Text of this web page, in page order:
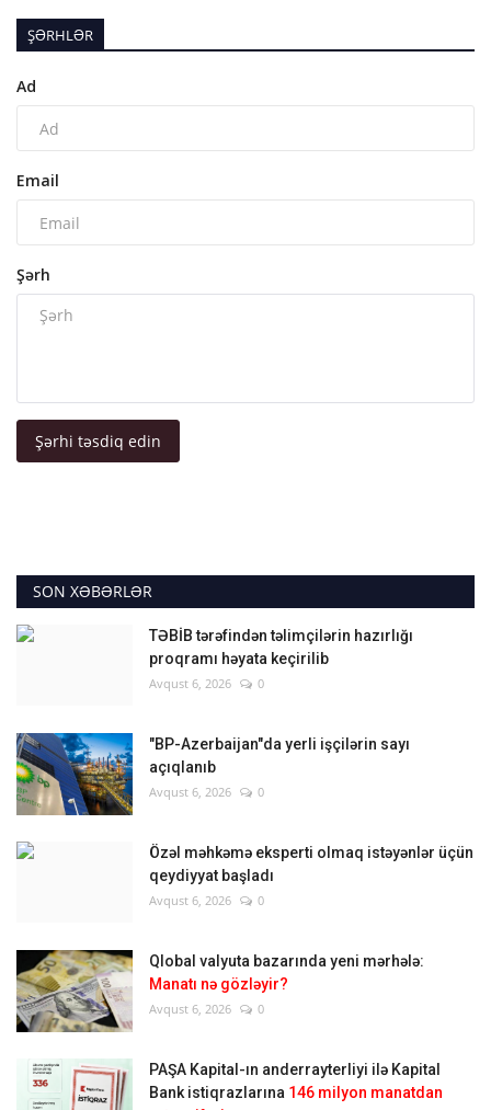
ŞƏRHLƏR
Ad
Email
Şərh
Şərhi təsdiq edin
SON XƏBƏRLƏR
TƏBİB tərəfindən təlimçilərin hazırlığı
proqramı həyata keçirilib
Avqust 6, 2026 0
"BP-Azerbaijan"da yerli işçilərin sayı
açıqlanıb
Avqust 6, 2026 0
Özəl məhkəmə eksperti olmaq istəyənlər üçün
qeydiyyat başladı
Avqust 6, 2026 0
Qlobal valyuta bazarında yeni mərhələ:
Manatı nə gözləyir?
Avqust 6, 2026 0
PAŞA Kapital-ın anderrayterliyi ilə Kapital
Bank istiqrazlarına 146 milyon manatdan